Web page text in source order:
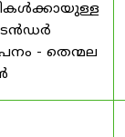
- തെന്മല